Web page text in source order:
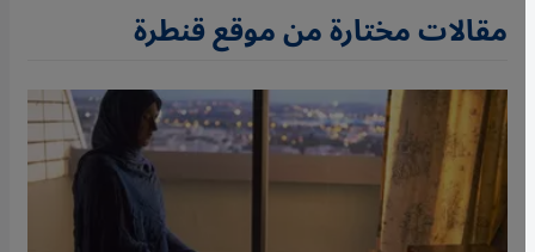
مقالات مختارة من موقع قنطرة